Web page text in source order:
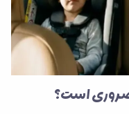
است؟